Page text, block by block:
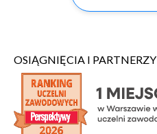
OSIĄGNIĘCIA I PARTNERZY